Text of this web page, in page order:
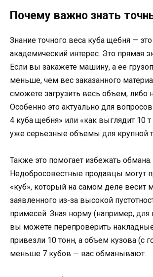
Почему важно знать
Знание точного веса куба щебня —
академический интерес. Это прямая
Если вы закажете машину, а ее
меньше, чем вес заказанного
сможете загрузить весь объем,
Особенно это актуально для
4 куба щебня» или «как выглядит 10
уже серьезные объемы для крупной
Также это помогает избежать обмана.
Недобросовестные продавцы могут
«куб», который на самом деле весит
заявленного из-за высокой
примесей. Зная норму (например, для
вы можете перепроверить
привезли 10 тонн, а объем кузова (с
меньше 7 кубов — вас обманывают.